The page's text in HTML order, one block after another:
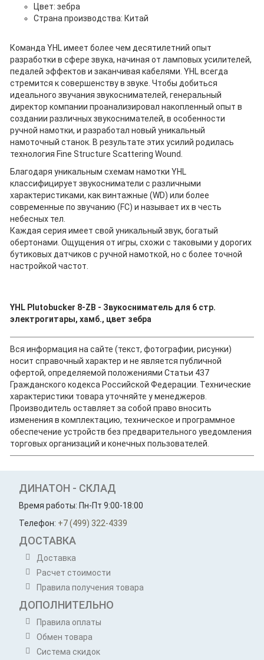
Цвет: зебра
Страна производства: Китай
Команда YHL имеет более чем десятилетний опыт
разработки в сфере звука, начиная от ламповых усилителей,
педалей эффектов и заканчивая кабелями. YHL всегда
стремится к совершенству в звуке. Чтобы добиться
идеального звучания звукоснимателей, генеральный
директор компании проанализировал накопленный опыт в
создании различных звукоснимателей, в особенности
ручной намотки, и разработал новый уникальный
намоточный станок. В результате этих усилий родилась
технология Fine Structure Scattering Wound.
Благодаря уникальным схемам намотки YHL
классифицирует звукосниматели с различными
характеристиками, как винтажные (WD) или более
современные по звучанию (FC) и называет их в честь
небесных тел.
Каждая серия имеет свой уникальный звук, богатый
обертонами. Ощущения от игры, схожи с таковыми у дорогих
бутиковых датчиков с ручной намоткой, но с более точной
настройкой частот.
YHL Plutobucker 8-ZB - Звукосниматель для 6 стр.
электрогитары, хамб., цвет зебра
Вся информация на сайте (текст, фотографии, рисунки)
носит справочный характер и не является публичной
офертой, определяемой положениями Статьи 437
Гражданского кодекса Российской Федерации. Технические
характеристики товара уточняйте у менеджеров.
Производитель оставляет за собой право вносить
изменения в комплектацию, техническое и программное
обеспечение устройств без предварительного уведомления
торговых организаций и конечных пользователей.
ДИНАТОН - СКЛАД
Время работы: Пн-Пт 9:00-18:00
Телефон: +7 (499) 322-4339
ДОСТАВКА
Доставка
Расчет стоимости
Правила получения товара
ДОПОЛНИТЕЛЬНО
Правила оплаты
Обмен товара
Система скидок